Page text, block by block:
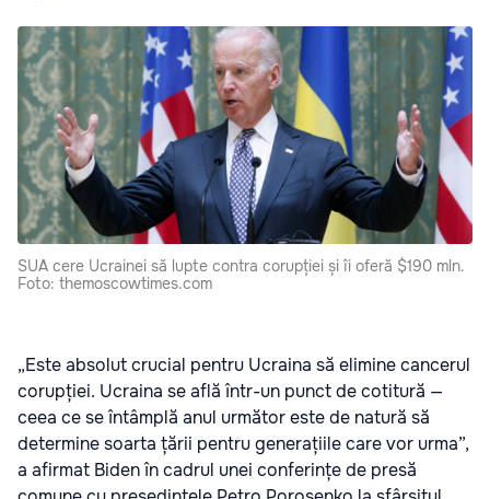
SUA cere Ucrainei să lupte contra corupției și îi oferă $190 mln.
Foto: themoscowtimes.com
„Este absolut crucial pentru Ucraina să elimine cancerul
corupției. Ucraina se află într-un punct de cotitură —
ceea ce se întâmplă anul următor este de natură să
determine soarta țării pentru generațiile care vor urma”,
a afirmat Biden în cadrul unei conferințe de presă